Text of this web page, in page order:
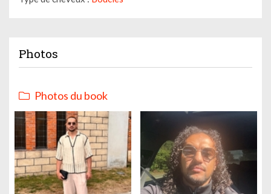
Photos
Photos du book